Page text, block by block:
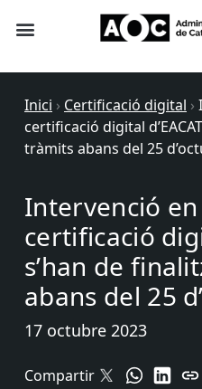
Inici › Certificació digital ›
certificació digital
tràmits abans del 25
Intervenció
certificació
s’han de
abans del 25
17 octubre 2023
Compartir